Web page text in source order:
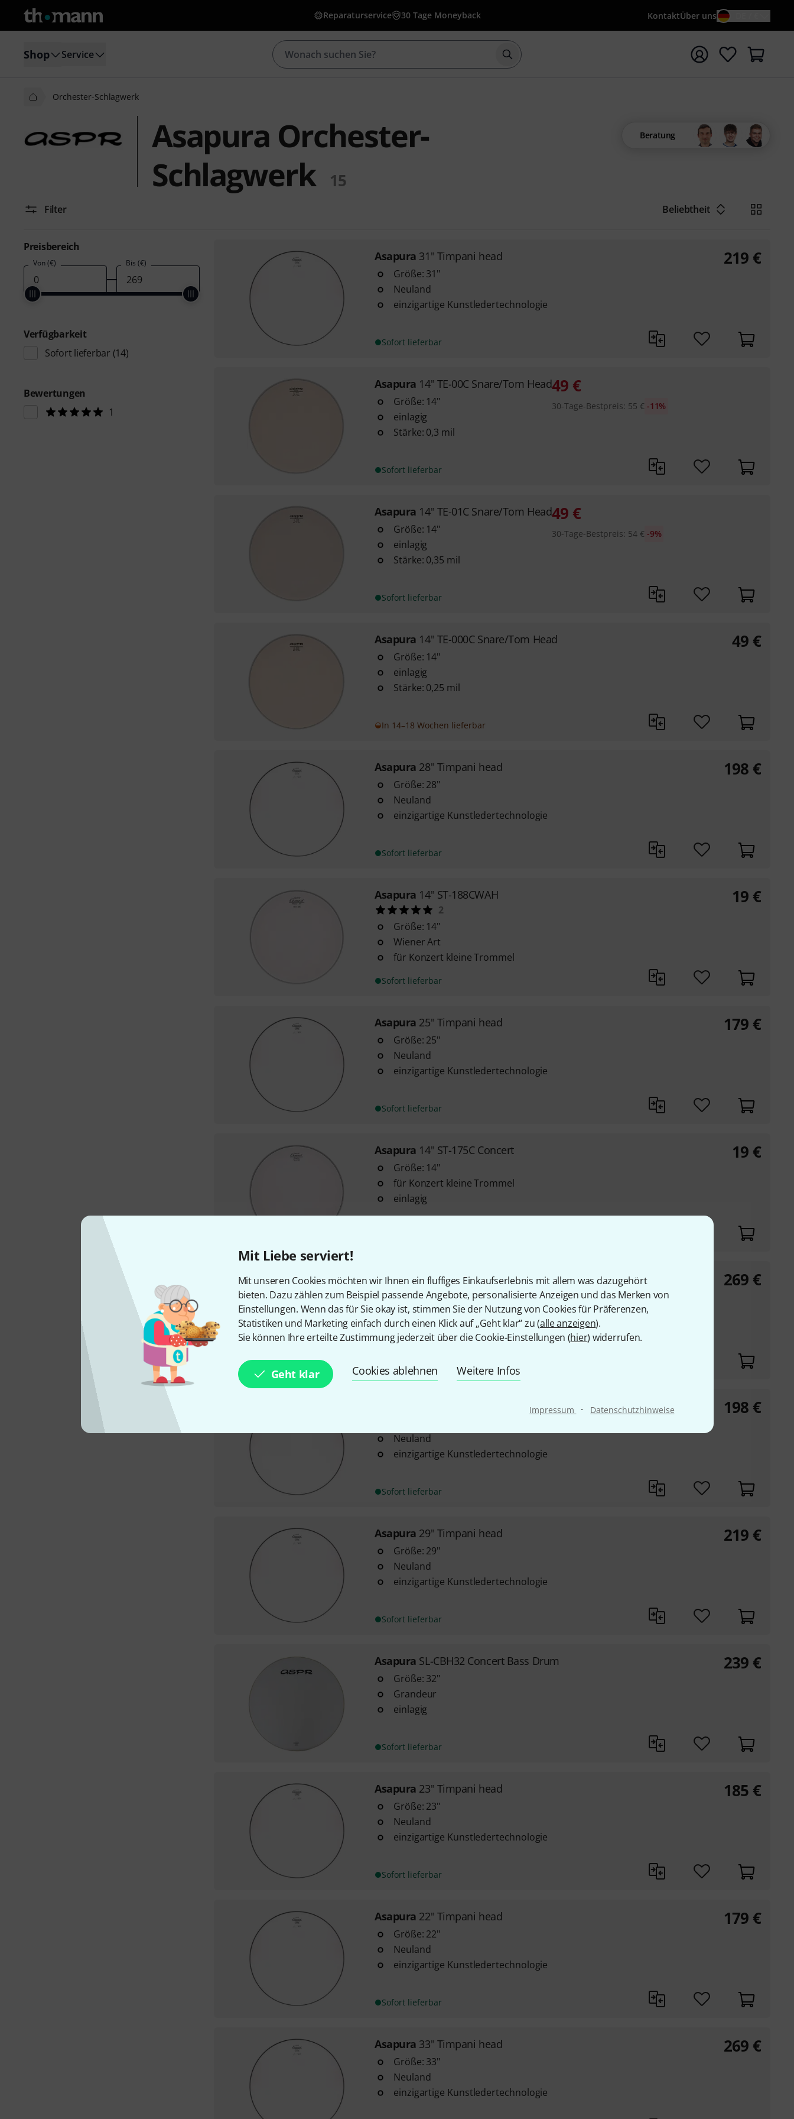
Mit Liebe serviert!
Mit unseren Cookies möchten wir Ihnen ein fluffiges Einkaufserlebnis mit allem was dazugehört
bieten. Dazu zählen zum Beispiel passende Angebote, personalisierte Anzeigen und das Merken von
Einstellungen. Wenn das für Sie okay ist, stimmen Sie der Nutzung von Cookies für Präferenzen,
Statistiken und Marketing einfach durch einen Klick auf „Geht klar“ zu (alle anzeigen).
Sie können Ihre erteilte Zustimmung jederzeit über die Cookie-Einstellungen (hier) widerrufen.
Geht klar Cookies ablehnen Weitere Infos
Impressum · Datenschutzhinweise
Reparaturservice 30 Tage Moneyback KontaktÜber uns
Shop Service Suche mit Suchwort {searchTerm} starten
Orchester-Schlagwerk
Asapura Orchester-
Schlagwerk
15
Beratung
Filter Beliebtheit
Preisbereich
Von (€) Bis (€)
Verfügbarkeit
Sofort lieferbar (14)
Bewertungen
1
Asapura 31" Timpani head
Größe: 31"
Neuland
einzigartige Kunstledertechnologie
Sofort lieferbar
219 €
Asapura 14" TE-00C Snare/Tom Head
Größe: 14"
einlagig
Stärke: 0,3 mil
Sofort lieferbar
49 €
30-Tage-Bestpreis: 55 € -11%
Asapura 14" TE-01C Snare/Tom Head
Größe: 14"
einlagig
Stärke: 0,35 mil
Sofort lieferbar
49 €
30-Tage-Bestpreis: 54 € -9%
Asapura 14" TE-000C Snare/Tom Head
Größe: 14"
einlagig
Stärke: 0,25 mil
In 14–18 Wochen lieferbar
49 €
Asapura 28" Timpani head
Größe: 28"
Neuland
einzigartige Kunstledertechnologie
Sofort lieferbar
198 €
Asapura 14" ST-188CWAH
2
Größe: 14"
Wiener Art
für Konzert kleine Trommel
Sofort lieferbar
19 €
Asapura 25" Timpani head
Größe: 25"
Neuland
einzigartige Kunstledertechnologie
Sofort lieferbar
179 €
Asapura 14" ST-175C Concert
Größe: 14"
für Konzert kleine Trommel
einlagig
19 €
Asapura 34" Timpani head
Größe: 34"
Neuland
einzigartige Kunstledertechnologie
Sofort lieferbar
269 €
Neuland
einzigartige Kunstledertechnologie
Sofort lieferbar
198 €
Asapura 29" Timpani head
Größe: 29"
Neuland
einzigartige Kunstledertechnologie
Sofort lieferbar
219 €
Asapura SL-CBH32 Concert Bass Drum
Größe: 32"
Grandeur
einlagig
Sofort lieferbar
239 €
Asapura 23" Timpani head
Größe: 23"
Neuland
einzigartige Kunstledertechnologie
Sofort lieferbar
185 €
Asapura 22" Timpani head
Größe: 22"
Neuland
einzigartige Kunstledertechnologie
Sofort lieferbar
179 €
Asapura 33" Timpani head
Größe: 33"
Neuland
einzigartige Kunstledertechnologie
269 €